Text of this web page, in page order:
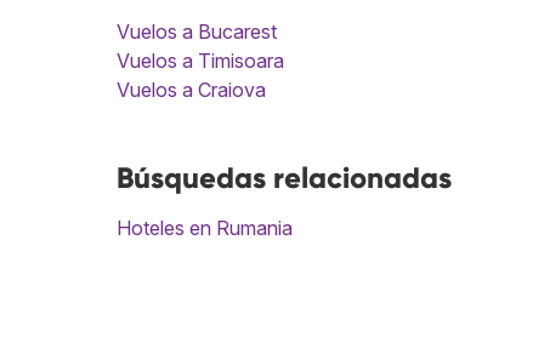
Vuelos a Bucarest
Vuelos a Timisoara
Vuelos a Craiova
Búsquedas relacionadas
Hoteles en Rumania